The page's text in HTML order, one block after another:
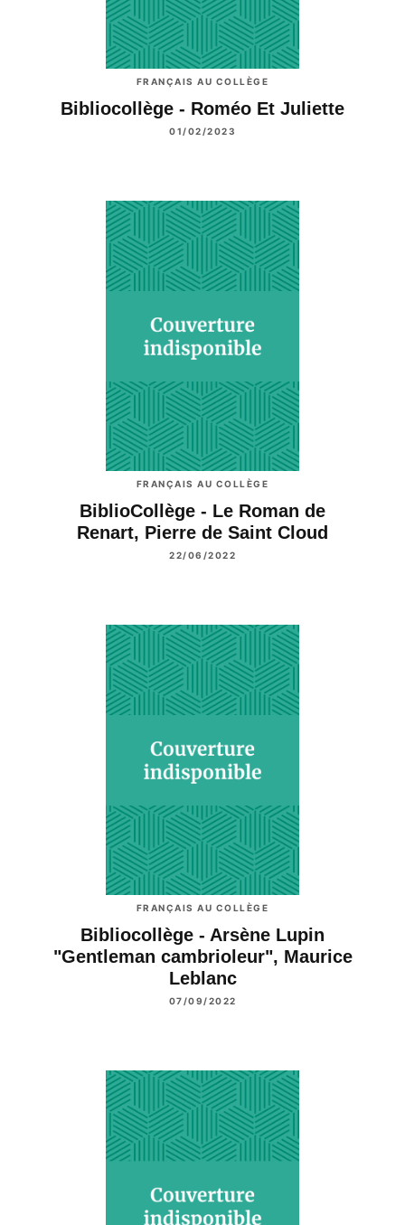
FRANÇAIS AU COLLÈGE
Bibliocollège - Roméo Et Juliette
01/02/2023
FRANÇAIS AU COLLÈGE
BiblioCollège - Le Roman de
Renart, Pierre de Saint Cloud
22/06/2022
FRANÇAIS AU COLLÈGE
Bibliocollège - Arsène Lupin
"Gentleman cambrioleur", Maurice
Leblanc
07/09/2022